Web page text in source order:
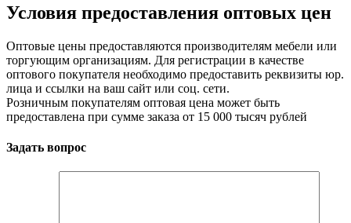
Условия предоставления оптовых цен
Оптовые цены предоставляются производителям мебели или
торгующим организациям. Для регистрации в качестве
оптового покупателя необходимо предоставить реквизиты юр.
лица и ссылки на ваш сайт или соц. сети.
Розничным покупателям оптовая цена может быть
предоставлена при сумме заказа от 15 000 тысяч рублей
Задать вопрос